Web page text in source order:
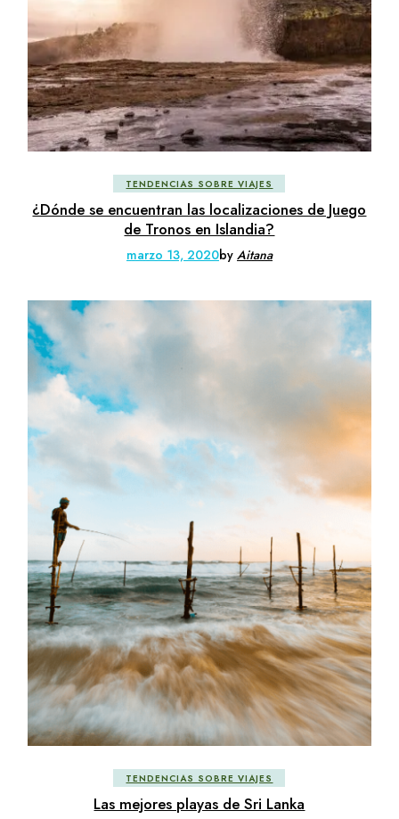
TENDENCIAS SOBRE VIAJES
¿Dónde se encuentran las localizaciones de Juego
de Tronos en Islandia?
marzo 13, 2020by Aitana
TENDENCIAS SOBRE VIAJES
Las mejores playas de Sri Lanka